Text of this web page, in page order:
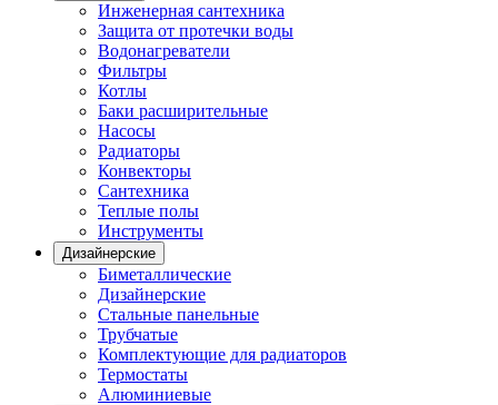
Инженерная сантехника
Защита от протечки воды
Водонагреватели
Фильтры
Котлы
Баки расширительные
Насосы
Радиаторы
Конвекторы
Сантехника
Теплые полы
Инструменты
Дизайнерские
Биметаллические
Дизайнерские
Стальные панельные
Трубчатые
Комплектующие для радиаторов
Термостаты
Алюминиевые